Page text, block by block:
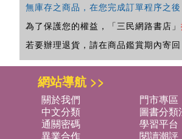
無庫存之商品，在您完成訂單程序之
為了保護您的權益，「三民網路書店」
若要辦理退貨，請在商品鑑賞期內寄
網站導航 >>
關於我們 門市專區
中文分類
圖書分類
通關密碼
學習平台
異業合作
閱讀潮評